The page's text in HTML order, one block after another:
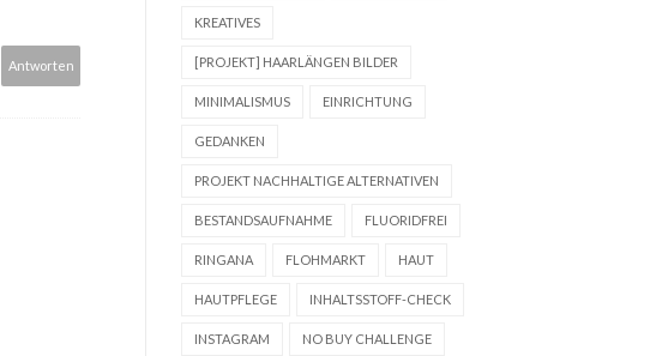
Antworten
KREATIVES
[PROJEKT] HAARLÄNGEN BILDER
MINIMALISMUS EINRICHTUNG
GEDANKEN
PROJEKT NACHHALTIGE ALTERNATIVEN
BESTANDSAUFNAHME FLUORIDFREI
RINGANA FLOHMARKT HAUT
HAUTPFLEGE INHALTSSTOFF-CHECK
INSTAGRAM NO BUY CHALLENGE